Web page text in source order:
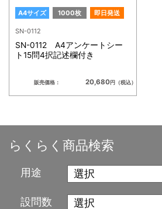
A4サイズ 1000枚 即日発送
SN-0112
SN-0112 A4アンケートシー
ト15問4択記述欄付き
販売価格： 20,680円（税込）
らくらく商品検索
用途
設問数